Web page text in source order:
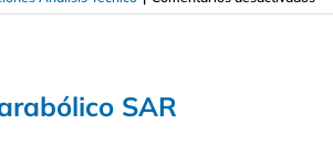
La
SAR